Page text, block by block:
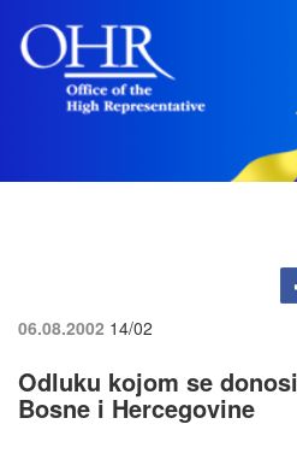
06.08.2002 14/02
Odluku kojom se
Bosne i Hercegovine